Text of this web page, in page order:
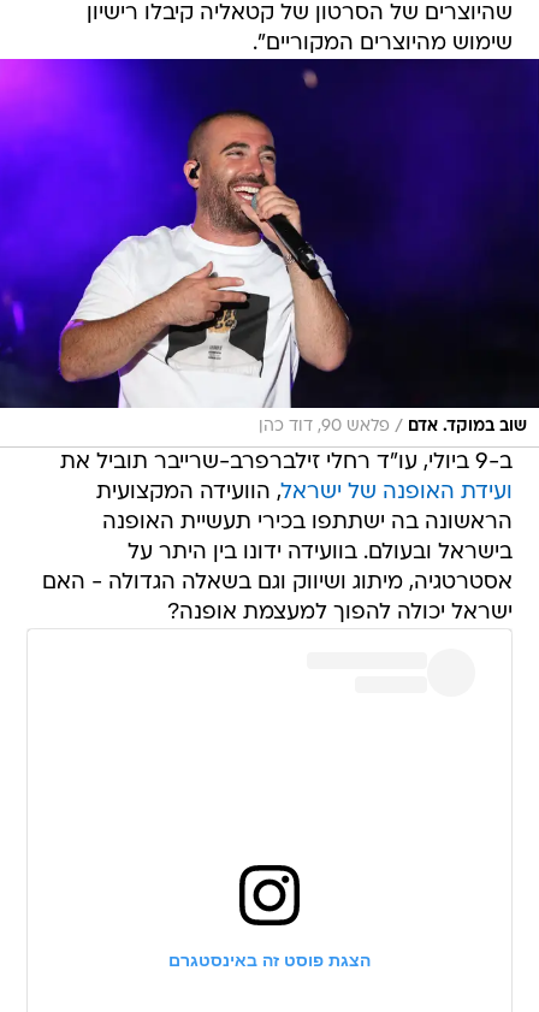
שהיוצרים של הסרטון של קטאליה קיבלו רישיון
שימוש מהיוצרים המקוריים".
שוב במוקד. אדם / פלאש 90, דוד כהן
ב-9 ביולי, עו"ד רחלי זילברפרב-שרייבר תוביל את
ועידת האופנה של ישראל, הוועידה המקצועית
הראשונה בה ישתתפו בכירי תעשיית האופנה
בישראל ובעולם. בוועידה ידונו בין היתר על
אסטרטגיה, מיתוג ושיווק וגם בשאלה הגדולה - האם
ישראל יכולה להפוך למעצמת אופנה?
הצגת פוסט זה באינסטגרם